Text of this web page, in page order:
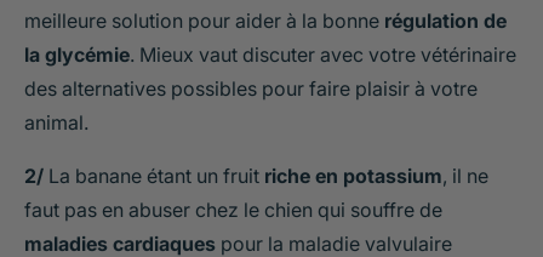
meilleure solution pour aider à la bonne régulation de
la glycémie. Mieux vaut discuter avec votre vétérinaire
des alternatives possibles pour faire plaisir à votre
animal.
2/ La banane étant un fruit riche en potassium, il ne
faut pas en abuser chez le chien qui souffre de
maladies cardiaques pour la maladie valvulaire